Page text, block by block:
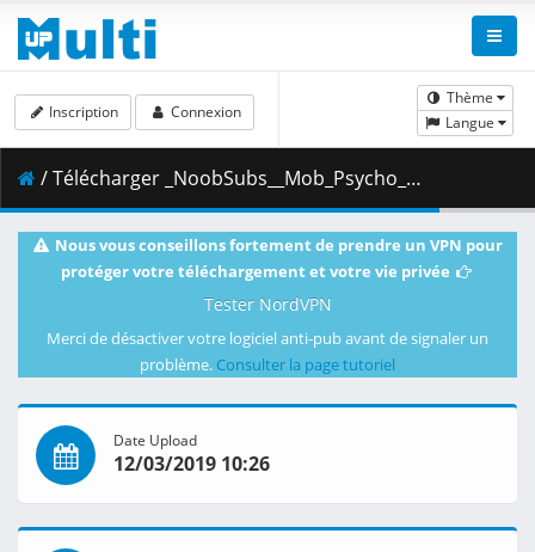
Thème
Langue
Inscription Connexion
/ Télécharger _NoobSubs__Mob_Psycho_100_05__1080p_Blu-ray_Dual_Audio_8bit_AC3__D34A975F_.mkv.002 ( 446.20 MB )
Nous vous conseillons fortement de prendre un VPN pour
protéger votre téléchargement et votre vie privée
Tester NordVPN
Merci de désactiver votre logiciel anti-pub avant de signaler un
problème. Consulter la page tutoriel
Date Upload
12/03/2019 10:26